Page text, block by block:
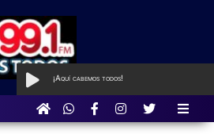
con Qué Programa tan
BOOM
¡Aquí cabemos todos!